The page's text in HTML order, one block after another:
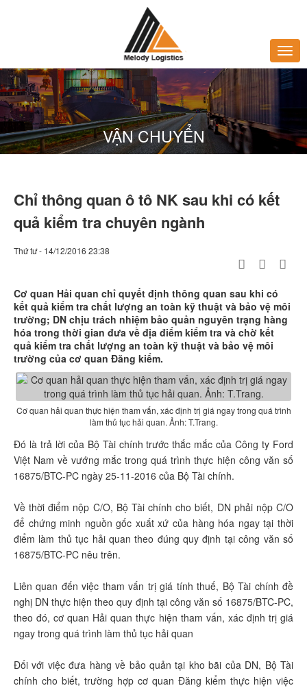
VẬN CHUYỂN
Chỉ thông quan ô tô NK sau khi có kết
quả kiểm tra chuyên ngành
Thứ tư - 14/12/2016 23:38
Cơ quan Hải quan chỉ quyết định thông quan sau khi có
kết quả kiểm tra chất lượng an toàn kỹ thuật và bảo vệ môi
trường; DN chịu trách nhiệm bảo quản nguyên trạng hàng
hóa trong thời gian đưa về địa điểm kiểm tra và chờ kết
quả kiểm tra chất lượng an toàn kỹ thuật và bảo vệ môi
trường của cơ quan Đăng kiểm.
Cơ quan hải quan thực hiện tham vấn, xác định trị giá ngay trong quá trình
làm thủ tục hải quan. Ảnh: T.Trang.
Đó là trả lời của Bộ Tài chính trước thắc mắc của Công ty Ford
Việt Nam về vướng mắc trong quá trình thực hiện công văn số
16875/BTC-PC ngày 25-11-2016 của Bộ Tài chính.
Về thời điểm nộp C/O, Bộ Tài chính cho biết, DN phải nộp C/O
để chứng minh nguồn gốc xuất xứ của hàng hóa ngay tại thời
điểm làm thủ tục hải quan theo đúng quy định tại công văn số
16875/BTC-PC nêu trên.
Liên quan đến việc tham vấn trị giá tính thuế, Bộ Tài chính đề
nghị DN thực hiện theo quy định tại công văn số 16875/BTC-PC,
theo đó, cơ quan Hải quan thực hiện tham vấn, xác định trị giá
ngay trong quá trình làm thủ tục hải quan
Đối với việc đưa hàng về bảo quản tại kho bãi của DN, Bộ Tài
chính cho biết, trường hợp cơ quan Đăng kiểm thực hiện việc